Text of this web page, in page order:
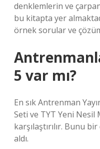
denklemlerin ve
bu kitapta yer
örnek sorular ve
5 var mı?
En sık Antrenman
Seti ve TYT Yeni
karşılaştırılır. Bunu
aldı.